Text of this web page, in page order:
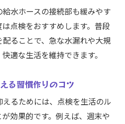
水ホースの接続部も緩みやす
点検をおすすめします。普段
ることで、急な水漏れや大規
適な生活を維持できます。
る習慣作りのコツ
るためには、点検を生活のル
効果的です。例えば、週末や